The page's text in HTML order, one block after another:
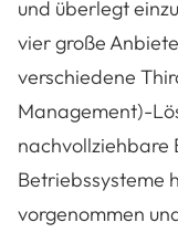
und überlegt
vier große
verschiedene
Management)-
nachvollziehbare
Betriebssysteme
vorgenommen